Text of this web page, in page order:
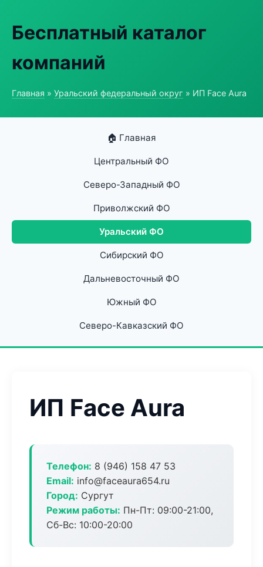
Бесплатный каталог
компаний
Главная » Уральский федеральный округ » ИП Face Aura
🏠 Главная
Центральный ФО
Северо-Западный ФО
Приволжский ФО
Уральский ФО
Сибирский ФО
Дальневосточный ФО
Южный ФО
Северо-Кавказский ФО
ИП Face Aura
Телефон: 8 (946) 158 47 53
Email: info@faceaura654.ru
Город: Сургут
Режим работы: Пн-Пт: 09:00-21:00,
Сб-Вс: 10:00-20:00